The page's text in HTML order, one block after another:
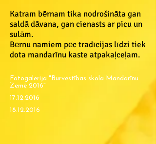
Katram bērnam tika nodrošināta gan
saldā dāvana, gan cienasts ar picu un
sulām.
Bērnu namiem pēc tradīcijas līdzi tiek
dota mandarīnu kaste atpakaļceļam.
Fotogalerija "Burvestības skola Mandarīnu
Zemē 2016"
17.12.2016
18.12.2016
>